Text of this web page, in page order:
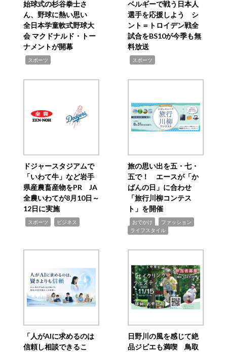
始球式の杉谷拳士さ
ん、野球に熱い思い
全日本学童軟式野球大
会 マクドナルド・トー
ナメントが開幕
スポーツ
ベルギーで戦う日本人
選手を応援しよう シ
ント＝トロイデン戦全
試合をBS10が今季も無
料放送
スポーツ
ドジャースタジアムで
「いわて牛」など岩手
県産農畜産物をPR JA
全農いわてが8月10日～
12日に実施
スポーツ ビジネス
旅の思い出を五・七・
五で！ エースが「か
ばんの日」に合わせ
「旅行川柳コンテス
ト」を開催
おでかけ ファッション
ライフスタイル
「人がAIに求めるのは
信頼し相談できるこ
日野川の風を感じて絶
品ジビエも満喫 鳥取